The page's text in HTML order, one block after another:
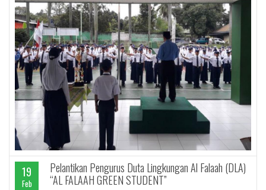
19
Feb
Pelantikan Pengurus Duta Lingkungan Al Falaah (DLA)
“AL FALAAH GREEN STUDENT”